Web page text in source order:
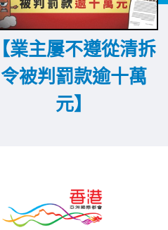
【業主屢不遵從清拆
令被判罰款逾十萬
元】